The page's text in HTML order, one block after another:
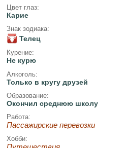
Цвет глаз:
Карие
Знак зодиака:
Телец
Курение:
Не курю
Алкоголь:
Только в кругу друзей
Образование:
Окончил среднюю школу
Работа:
Пассажирские перевозки
Хобби: